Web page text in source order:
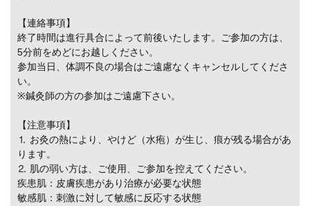
【連絡事項】
終了時間は進行具合によって前後いたします。ご参加の方は、
5分前をめどにお越しください。
参加当日、体調不良の場合はご遠慮なくキャンセルしてくださ
い。
※鍼灸師の方の参加はご遠慮下さい。
【注意事項】
⒈ お灸の熱により、やけど（水疱）が生じ、痕が残る場合があ
ります。
⒉ 肌の弱い方は、ご使用、ご参加を控えてください。
疾患肌：皮膚疾患があり治療が必要な状態
敏感肌：刺激に対して敏感に反応する状態